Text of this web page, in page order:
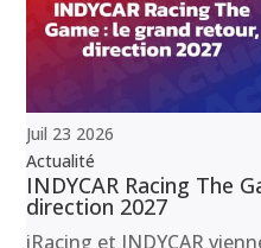
Juil 23 2026
Actualité
INDYCAR Racing The
direction 2027
iRacing et INDYCAR